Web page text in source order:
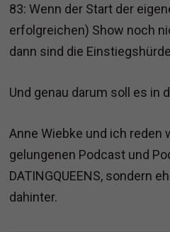
83: Wenn der Start der
erfolgreichen) Show noch
dann sind die
Und genau darum soll es in
Anne Wiebke und ich reden
gelungenen Podcast und
DATINGQUEENS, sondern
dahinter.